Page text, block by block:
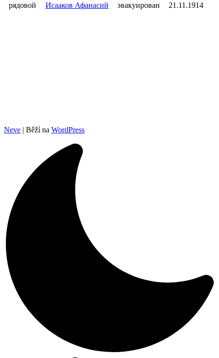
рядовой Исааков Афанасий эвакуирован 21.11.1914
Neve | Běží na WordPress